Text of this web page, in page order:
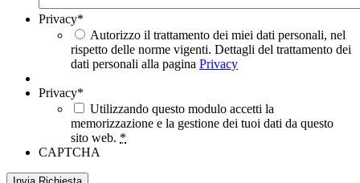
Privacy*
Autorizzo il trattamento dei miei dati personali, nel
rispetto delle norme vigenti. Dettagli del trattamento dei
dati personali alla pagina Privacy
Privacy*
Utilizzando questo modulo accetti la
memorizzazione e la gestione dei tuoi dati da questo
sito web. *
CAPTCHA